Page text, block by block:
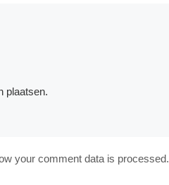
plaatsen.
your comment data is processed.